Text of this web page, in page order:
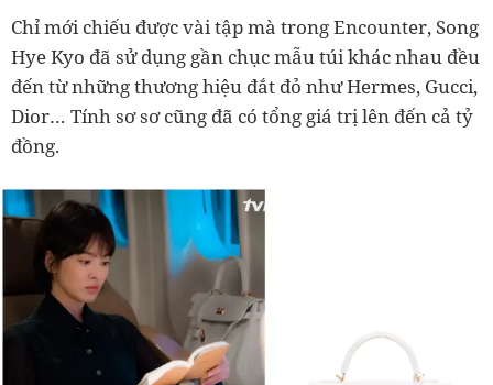
Chỉ mới chiếu được vài tập mà trong Encounter, Song
Hye Kyo đã sử dụng gần chục mẫu túi khác nhau đều
đến từ những thương hiệu đắt đỏ như Hermes, Gucci,
Dior… Tính sơ sơ cũng đã có tổng giá trị lên đến cả tỷ
đồng.